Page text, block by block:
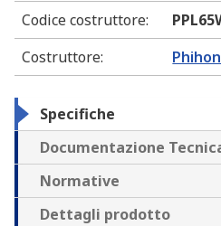
Codice costruttore:
Costruttore:
Specifiche
Documentazione
Normative
Dettagli prodotto